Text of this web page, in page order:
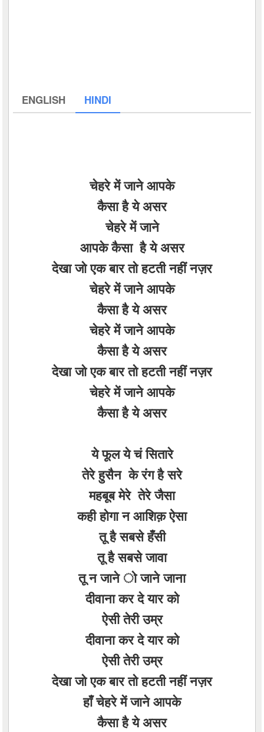
ENGLISH HINDI
चेहरे में जाने आपके
कैसा है ये असर
चेहरे में जाने
आपके कैसा है ये असर
देखा जो एक बार तो हटती नहीं नज़र
चेहरे में जाने आपके
कैसा है ये असर
चेहरे में जाने आपके
कैसा है ये असर
देखा जो एक बार तो हटती नहीं नज़र
चेहरे में जाने आपके
कैसा है ये असर
ये फूल ये चं सितारे
तेरे हुसैन के रंग है सरे
महबूब मेरे तेरे जैसा
कही होगा न आशिक़ ऐसा
तू है सबसे हँसी
तू है सबसे जावा
तू न जाने ो जाने जाना
दीवाना कर दे यार को
ऐसी तेरी उम्र
दीवाना कर दे यार को
ऐसी तेरी उम्र
देखा जो एक बार तो हटती नहीं नज़र
हाँ चेहरे में जाने आपके
कैसा है ये असर